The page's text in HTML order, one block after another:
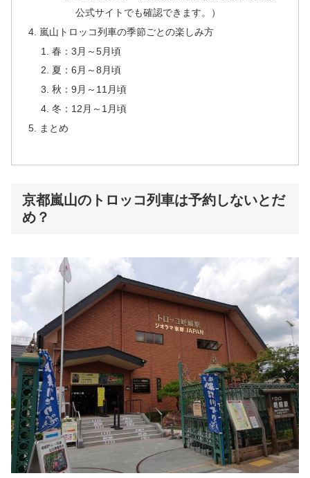
公式サイトでも確認できます。）
嵐山トロッコ列車の季節ごとの楽しみ方
春：3月～5月頃
夏：6月～8月頃
秋：9月～11月頃
冬：12月～1月頃
まとめ
京都嵐山のトロッコ列車は予約しないとだ
め？